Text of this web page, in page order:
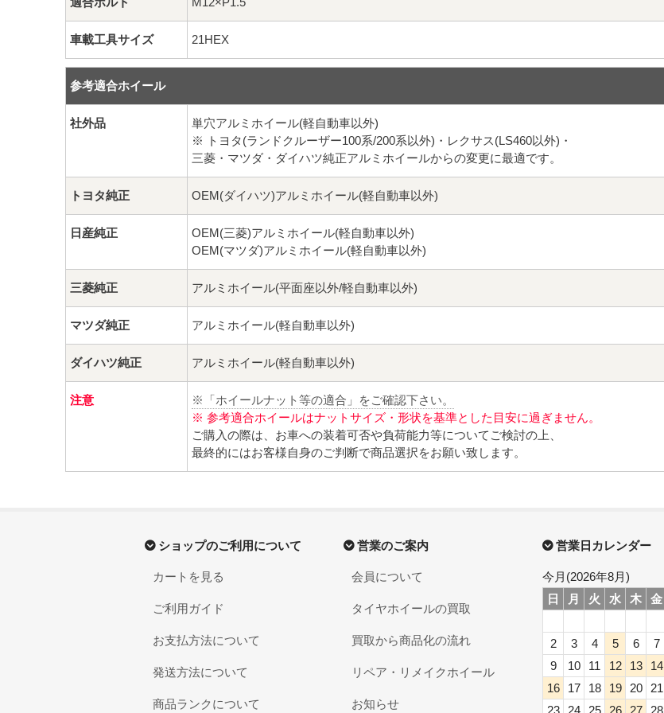
車載工具サイズ 21HEX
参考適合ホイール
社外品
単穴アルミホイール(軽自動車以外)
※ トヨタ(ランドクルーザー100系/200系以外)・レクサス(LS460以外)・
三菱・マツダ・ダイハツ純正アルミホイールからの変更に最適です。
トヨタ純正 OEM(ダイハツ)アルミホイール(軽自動車以外)
日産純正
OEM(三菱)アルミホイール(軽自動車以外)
OEM(マツダ)アルミホイール(軽自動車以外)
三菱純正 アルミホイール(平面座以外/軽自動車以外)
マツダ純正 アルミホイール(軽自動車以外)
ダイハツ純正 アルミホイール(軽自動車以外)
注意
※「ホイールナット等の適合」をご確認下さい。
※ 参考適合ホイールはナットサイズ・形状を基準とした目安に過ぎません。
ご購入の際は、お車への装着可否や負荷能力等についてご検討の上、
最終的にはお客様自身のご判断で商品選択をお願い致します。
ショップのご利用について
カートを見る
ご利用ガイド
お支払方法について
発送方法について
商品ランクについて
営業のご案内
会員について
タイヤホイールの買取
買取から商品化の流れ
リペア・リメイクホイール
お知らせ
営業日カレンダー
今月(2026年8月)
日
月 火 水 木 金
2
3 4 5 6 7
9
10 11 12 13 14
16
17 18 19 20 21